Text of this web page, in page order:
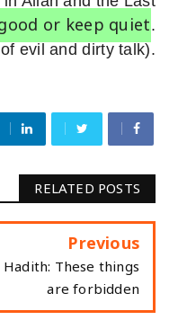
or keep quiet.
evil and dirty talk).
RELATED POSTS
Previous
Hadith: These things
are forbidden